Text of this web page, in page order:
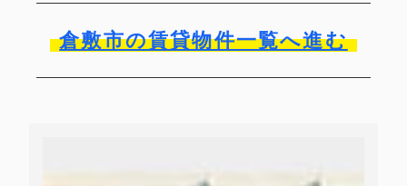
倉敷市の賃貸物件一覧へ進む